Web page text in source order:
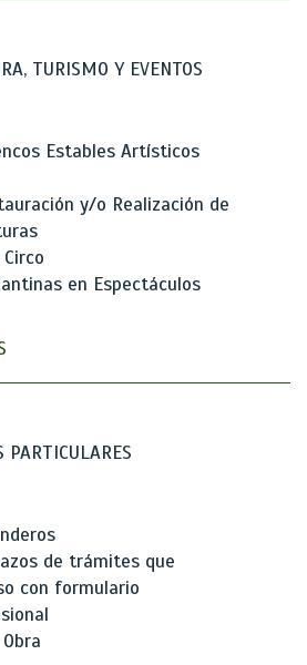
TURISMO Y EVENTOS
Estables Artísticos
y/o Realización de
en Espectáculos
PARTICULARES
de trámites que
con formulario